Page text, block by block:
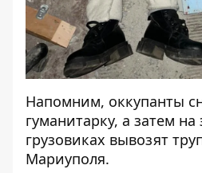
Напомним, оккупанты
гуманитарку, а затем
грузовиках вывозят
Мариуполя.